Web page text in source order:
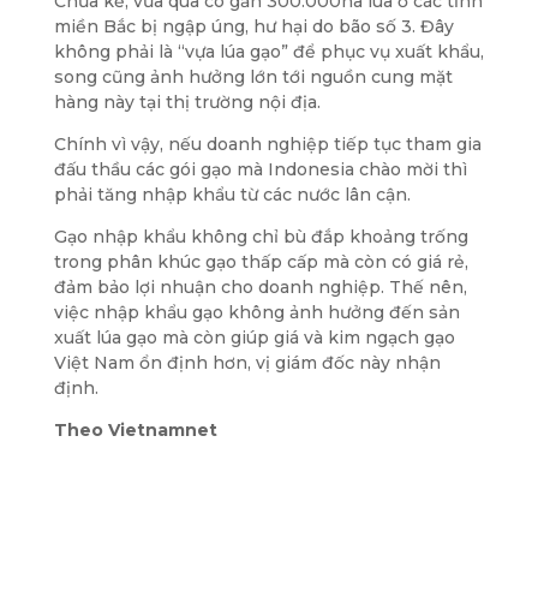
miền Bắc bị ngập úng, hư hại do bão số 3. Đây
không phải là “vựa lúa gạo” để phục vụ xuất khẩu,
song cũng ảnh hưởng lớn tới nguồn cung mặt
hàng này tại thị trường nội địa.
Chính vì vậy, nếu doanh nghiệp tiếp tục tham gia
đấu thầu các gói gạo mà Indonesia chào mời thì
phải tăng nhập khẩu từ các nước lân cận.
Gạo nhập khẩu không chỉ bù đắp khoảng trống
trong phân khúc gạo thấp cấp mà còn có giá rẻ,
đảm bảo lợi nhuận cho doanh nghiệp. Thế nên,
việc nhập khẩu gạo không ảnh hưởng đến sản
xuất lúa gạo mà còn giúp giá và kim ngạch gạo
Việt Nam ổn định hơn, vị giám đốc này nhận
định.
Theo Vietnamnet